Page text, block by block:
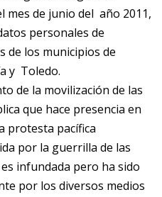
mes de junio del año 2011,
personales de
de los municipios de
y Toledo.
de la movilización de las
que hace presencia en
protesta pacífica
por la guerrilla de las
infundada pero ha sido
por los diversos medios